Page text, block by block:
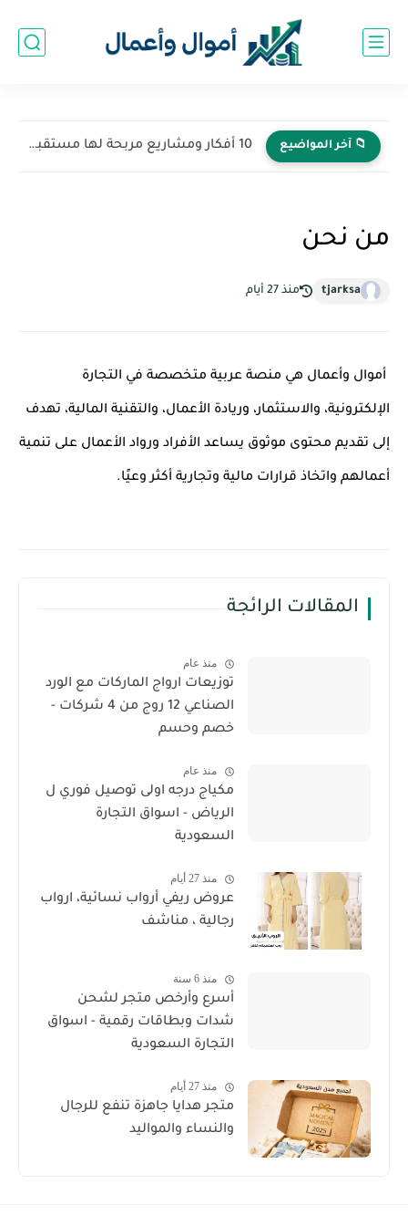
📁 آخر المواضيع 10 أفكار ومشاريع مربحة لها مستقبل في 2026
من نحن
tjarksa منذ 27 أيام
أموال وأعمال هي منصة عربية متخصصة في التجارة
الإلكترونية، والاستثمار، وريادة الأعمال، والتقنية المالية، تهدف
إلى تقديم محتوى موثوق يساعد الأفراد ورواد الأعمال على تنمية
أعمالهم واتخاذ قرارات مالية وتجارية أكثر وعيًا.
المقالات الرائجة
منذ عام
توزيعات ارواج الماركات مع الورد
الصناعي 12 روج من 4 شركات -
خصم وحسم
منذ عام
مكياج درجه اولى توصيل فوري ل
الرياض - اسواق التجارة
السعودية
منذ 27 أيام
عروض ريفي أرواب نسائية، ارواب
رجالية ، مناشف
منذ 6 سنة
أسرع وأرخص متجر لشحن
شدات وبطاقات رقمية - اسواق
التجارة السعودية
منذ 27 أيام
متجر هدايا جاهزة تنفع للرجال
والنساء والمواليد